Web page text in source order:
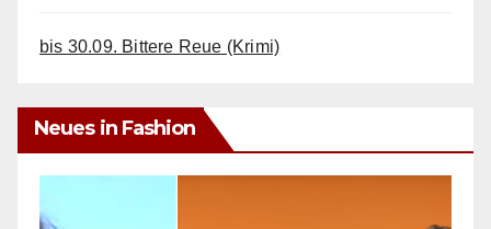
bis 30.09. Bittere Reue (Krimi)
Neues in Fashion